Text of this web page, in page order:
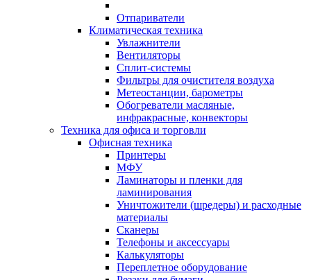
Отпариватели
Климатическая техника
Увлажнители
Вентиляторы
Сплит-системы
Фильтры для очистителя воздуха
Метеостанции, барометры
Обогреватели масляные,
инфракрасные, конвекторы
Техника для офиса и торговли
Офисная техника
Принтеры
МФУ
Ламинаторы и пленки для
ламинирования
Уничтожители (шредеры) и расходные
материалы
Сканеры
Телефоны и аксессуары
Калькуляторы
Переплетное оборудование